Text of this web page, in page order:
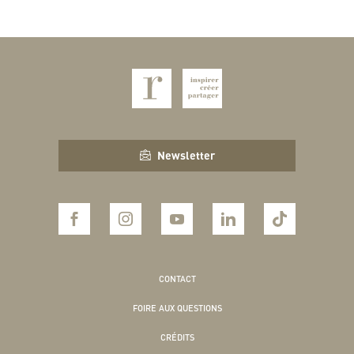
Newsletter
CONTACT
FOIRE AUX QUESTIONS
CRÉDITS